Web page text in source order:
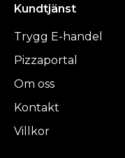
Kundtjänst
Trygg E-handel
Pizzaportal
Om oss
Kontakt
Villkor